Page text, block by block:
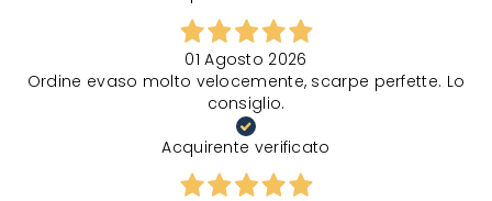
01 Agosto 2026
Ordine evaso molto velocemente, scarpe perfette. Lo
consiglio.
Acquirente verificato